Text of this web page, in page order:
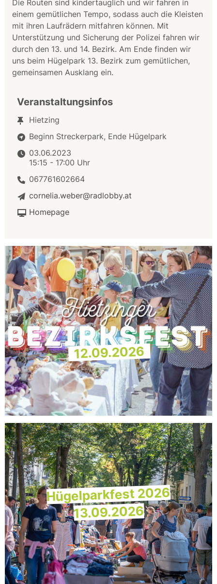
Die Routen sind kindertauglich und wir fahren in
einem gemütlichen Tempo, sodass auch die Kleisten
mit ihren Laufrädern mitfahren können. Mit
Unterstützung und Sicherung der Polizei fahren wir
durch den 13. und 14. Bezirk. Am Ende finden wir
uns beim Hügelpark 13. Bezirk zum gemütlichen,
gemeinsamen Ausklang ein.
Veranstaltungsinfos
Hietzing
Beginn Streckerpark, Ende Hügelpark
03.06.2023
15:15 - 17:00 Uhr
067761602664
cornelia.weber@radlobby.at
Homepage
12.09.2026
Hügelparkfest 2026
13.09.2026